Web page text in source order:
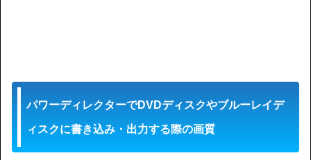
パワーディレクターでDVDディスクやブルーレイデ
ィスクに書き込み・出力する際の画質